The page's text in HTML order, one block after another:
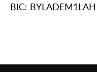
BIC: BYLADEM1LAH